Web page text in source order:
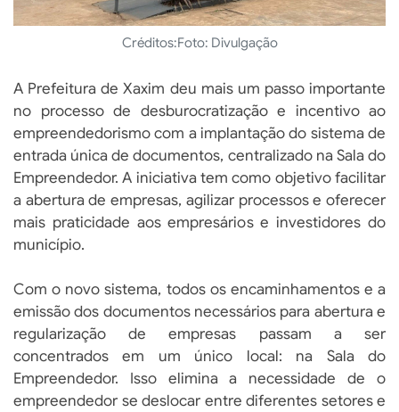
Créditos:Foto: Divulgação
A Prefeitura de Xaxim deu mais um passo importante
no processo de desburocratização e incentivo ao
empreendedorismo com a implantação do sistema de
entrada única de documentos, centralizado na Sala do
Empreendedor. A iniciativa tem como objetivo facilitar
a abertura de empresas, agilizar processos e oferecer
mais praticidade aos empresários e investidores do
município.
Com o novo sistema, todos os encaminhamentos e a
emissão dos documentos necessários para abertura e
regularização de empresas passam a ser
concentrados em um único local: na Sala do
Empreendedor. Isso elimina a necessidade de o
empreendedor se deslocar entre diferentes setores e